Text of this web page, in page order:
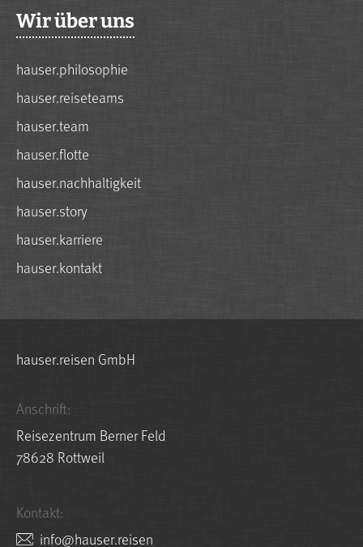
Wir über uns
hauser.philosophie
hauser.reiseteams
hauser.team
hauser.flotte
hauser.nachhaltigkeit
hauser.story
hauser.karriere
hauser.kontakt
hauser.reisen GmbH
Anschrift:
Reisezentrum Berner Feld
78628 Rottweil
Kontakt:
nesier.resuah@ofni